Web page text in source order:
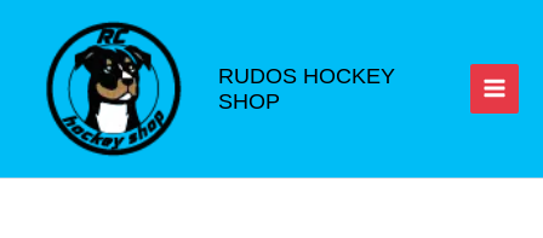
contenido
RUDOS HOCKEY
SHOP